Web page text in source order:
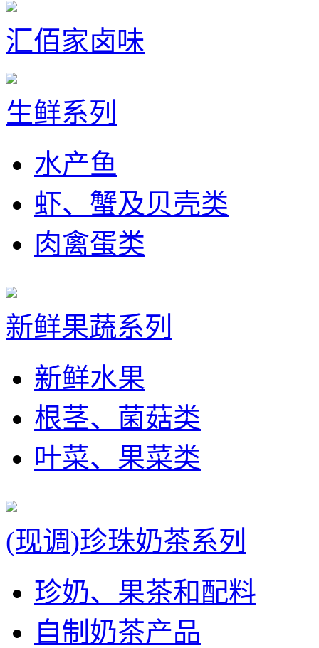
汇佰家卤味
生鲜系列
水产鱼
虾、蟹及贝壳类
肉禽蛋类
新鲜果蔬系列
新鲜水果
根茎、菌菇类
叶菜、果菜类
(现调)珍珠奶茶系列
珍奶、果茶和配料
自制奶茶产品